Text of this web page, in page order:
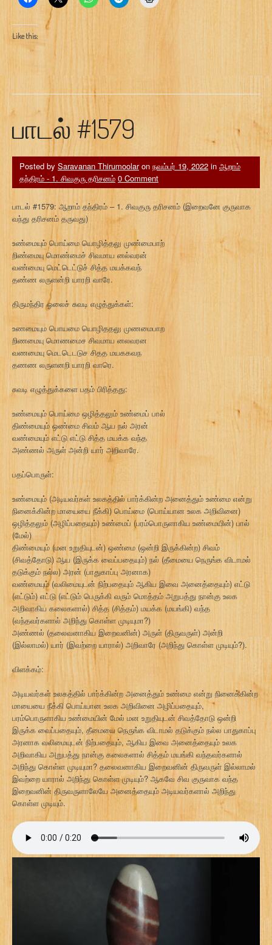
Like this:
பாடல் #1579
Posted by Saravanan Thirumoolaron நவம்பர் 19, 2022 in ஆறாம்
தந்திரம் - 1. சிவகுரு தரிசனம் 0 Comment
பாடல் #1579: ஆறாம் தந்திரம் – 1. சிவகுரு தரிசனம் (இறைவனே குருவாக
வந்து தரிசனம் தருவது)
உண்மையும் பொய்மை யொழித்தலு முண்மைபாற்
றிண்மையு மொண்மைச் சிவமாய னல்வரன்
வண்மையு மெட்டெட்டுச் சித்த மயக்கவந்
தண்ண லருளன்றி யாரறி வாரே.
திருமந்திர ஓலைச் சுவடி எழுத்துக்கள்:
உணமையும பொயமை யொழிததலு முணமைபாற
றிணமையு மொணமைச சிவமாய னலவரன
வணமையு மெடடெடடுச சிதத மயககவந
தணண லருளனறி யாரறி வாரெ.
சுவடி எழுத்துக்களை பதம் பிரித்தது:
உண்மையும் பொய்மை ஒழித்தலும் உண்மைப் பால்
திண்மையும் ஒண்மை சிவம் ஆய நல் அரன்
வண்மையும் எட்டு எட்டு சித்த மயக்க வந்த
அண்ணல் அருள் அன்றி யார் அறிவாரே.
பதப்பொருள்:
உண்மையும் (அடியவர்கள் உலகத்தில் பார்க்கின்ற அனைத்தும் உண்மை என்று
நினைக்கின்ற மாயையை நீக்கி) பொய்மை (பொய்யான உலக அறிவினை)
ஒழித்தலும் (அழிப்பதையும்) உண்மைப் (பரம்பொருளாகிய உண்மையின்) பால்
(மேல்)
திண்மையும் (மன உறுதியுடன்) ஒண்மை (ஒன்றி இருக்கின்ற) சிவம்
(சிவத்தோடு) ஆய (இருக்க வைப்பதையும்) நல் (தீமையை நெருங்க விடாமல்
தடுக்கும் நல்ல) அரன் (பாதுகாப்பு அரனாக)
வண்மையும் (வலிமையுடன் நிற்பதையும் ஆகிய இவை அனைத்தையும்) எட்டு
(எட்டும்) எட்டு (எட்டும் பெருக்கி வரும் மொத்தம் அறுபத்து நான்கு உலக
அறிவாகிய கலைகளால்) சித்த (சித்தம்) மயக்க (மயங்கி) வந்த
(வந்தவர்களால் அறிந்து கொள்ள முடியுமா?)
அண்ணல் (தலைவனாகிய இறைவனின்) அருள் (திருவருள்) அன்றி
(இல்லாமல்) யார் (இவற்றை யாரால்) அறிவாரே (அறிந்து கொள்ள முடியும்?).
விளக்கம்:
அடியவர்கள் உலகத்தில் பார்க்கின்ற அனைத்தும் உண்மை என்று நினைக்கின்ற
மாயையை நீக்கி பொய்யான உலக அறிவினை அழிப்பதையும்,
பரம்பொருளாகிய உண்மையின் மேல் மன உறுதியுடன் சிவத்தோடு ஒன்றி
இருக்க வைப்பதையும், தீமையை நெருங்க விடாமல் தடுக்கும் நல்ல பாதுகாப்பு
அரனாக வலிமையுடன் நிற்பதையும், ஆகிய இவை அனைத்தையும் உலக
அறிவாகிய அறுபத்து நான்கு கலைகளால் சித்தம் மயங்கி வந்தவர்களால்
அறிந்து கொள்ள முடியுமா? தலைவனாகிய இறைவனின் திருவருள் இல்லாமல்
இவற்றை யாரால் அறிந்து கொள்ள முடியும்? ஆகவே சிவ குருவாக வந்த
இறைவனின் திருவருளாலேயே அனைத்தையும் அடியவர்களால் அறிந்து
கொள்ள முடியும்.